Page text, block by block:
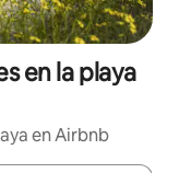
en la playa
en Airbnb